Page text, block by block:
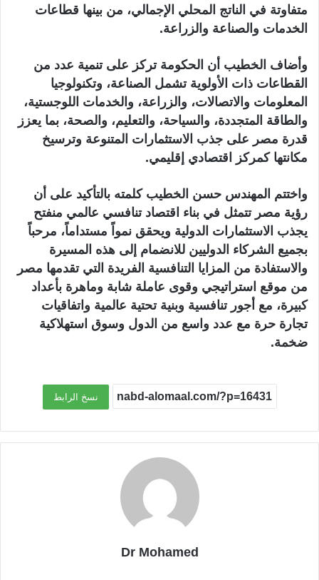
متفاوتة في الناتج المحلي الإجمالي، من بينها قطاعات
الخدمات والصناعة والزراعة.
وأضاف الخطيب أن الحكومة تركز على تنمية عدد من
القطاعات ذات الأولوية تشمل الصناعة، وتكنولوجيا
المعلومات والاتصالات، والزراعة، والخدمات اللوجستية،
والطاقة المتجددة، والسياحة، والتعليم، والصحة، بما يعزز
قدرة مصر على جذب الاستثمارات المتنوعة وترسيخ
مكانتها كمركز اقتصادي إقليمي.
واختتم المهندس حسن الخطيب كلمته بالتأكيد على أن
رؤية مصر تتمثل في بناء اقتصاد تنافسي عالمي منفتح
يجذب الاستثمارات الدولية ويحقق نمواً مستداماً، مرحباً
بجميع الشركاء الدوليين للانضمام إلى هذه المسيرة
والاستفادة من المزايا التنافسية الفريدة التي تقدمها مصر
من موقع استراتيجي وقوى عاملة شابة وماهرة بأعداد
كبيرة، مع أجور تنافسية وبنية تحتية عالمية واتفاقيات
تجارة حرة مع عدد واسع من الدول وسوق استهلاكية
ضخمة.
نسخ الرابط
Dr Mohamed